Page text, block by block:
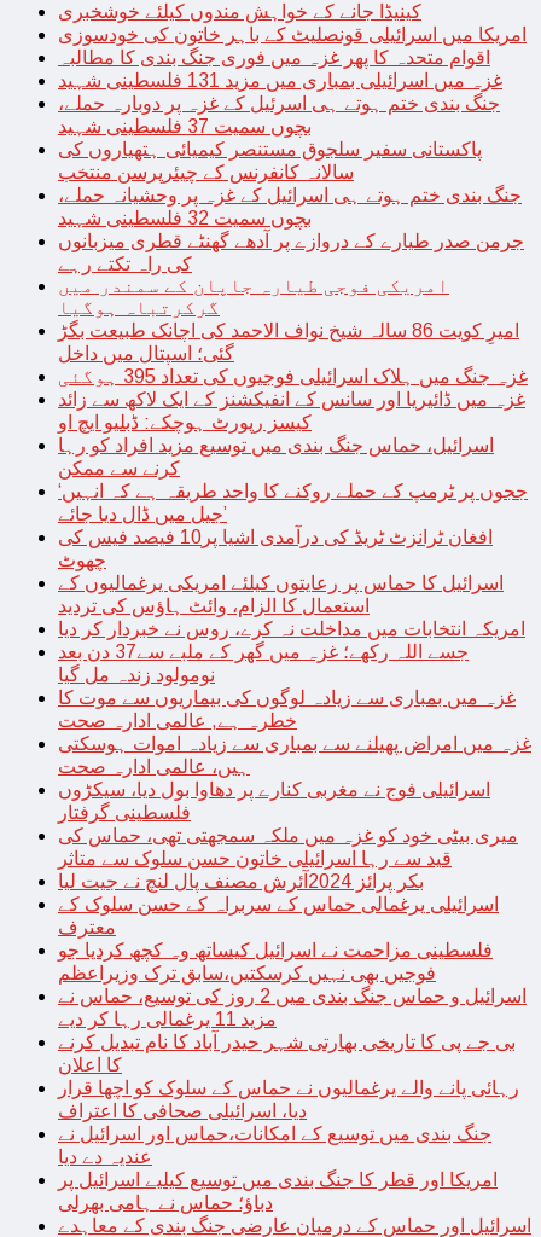
کینیڈا جانے کے خواہش مندوں کیلئے خوشخبری
امریکا میں اسرائیلی قونصلیٹ کے باہر خاتون کی خودسوزی
اقوام متحدہ کا پھر غزہ میں فوری جنگ بندی کا مطالبہ
غزہ میں اسرائیلی بمباری میں مزید 131 فلسطینی شہید
جنگ بندی ختم ہوتے ہی اسرئیل کے غزہ پر دوبارہ حملے،
بچوں سمیت 37 فلسطینی شہید
پاکستانی سفیر سلجوق مستنصر کیمیائی ہتھیاروں کی
سالانہ کانفرنس کے چیئرپرسن منتخب
جنگ بندی ختم ہوتے ہی اسرائیل کے غزہ پر وحشیانہ حملے،
بچوں سمیت 32 فلسطینی شہید
جرمن صدر طیارے کے دروازے پر آدھے گھنٹے قطری میزبانوں
کی راہ تکتے رہے
امریکی فوجی طیارہ جاپان کے سمندر میں
گرکرتباہ ہوگیا
امیرِ کویت 86 سالہ شیخ نواف الاحمد کی اچانک طبیعت بگڑ
گئی؛ اسپتال میں داخل
غزہ جنگ میں ہلاک اسرائیلی فوجیوں کی تعداد 395 ہوگئی
غزہ میں ڈائیریا اور سانس کے انفیکشنز کے ایک لاکھ سے زائد
کیسز رپورٹ ہوچکے: ڈبلیو ایچ او
اسرائیل، حماس جنگ بندی میں توسیع مزید افراد کو رہا
کرنے سے ممکن
‘ججوں پر ٹرمپ کے حملے روکنے کا واحد طریقہ ہے کہ انہیں
جیل میں ڈال دیا جائے’
افغان ٹرانزٹ ٹریڈ کی درآمدی اشیا پر10 فیصد فیس کی
چھوٹ
اسرائیل کا حماس پر رعایتوں کیلئے امریکی یرغمالیوں کے
استعمال کا الزام، وائٹ ہاؤس کی تردید
امریکہ انتخابات میں مداخلت نہ کرے، روس نے خبردار کر دیا
جسے اللہ رکھے؛ غزہ میں گھر کے ملبے سے37 دن بعد
نومولود زندہ مل گیا
غزہ میں بمباری سے زیادہ لوگوں کی بیماریوں سے موت کا
خطرہ ہے, عالمی ادارہ صحت
غزہ میں امراض پھیلنے سے بمباری سے زیادہ اموات ہوسکتی
ہیں، عالمی ادارہ صحت
اسرائیلی فوج نے مغربی کنارے پر دھاوا بول دیا، سیکڑوں
فلسطینی گرفتار
میری بیٹی خود کو غزہ میں ملکہ سمجھتی تھی، حماس کی
قید سے رہا اسرائیلی خاتون حسن سلوک سے متاثر
بکر پرائز 2024آئرش مصنف پال لنچ نے جیت لیا
اسرائیلی یرغمالی حماس کے سربراہ کے حسن سلوک کے
معترف
فلسطینی مزاحمت نے اسرائیل کیساتھ وہ کچھ کردیا جو
فوجیں بھی نہیں کرسکتیں،سابق ترک وزیراعظم
اسرائیل و حماس جنگ بندی میں 2 روز کی توسیع، حماس نے
مزید 11 یرغمالی رہا کر دیے
بی جے پی کا تاریخی بھارتی شہر حیدر آباد کا نام تبدیل کرنے
کا اعلان
رہائی پانے والے یرغمالیوں نے حماس کے سلوک کو اچھا قرار
دیا، اسرائیلی صحافی کا اعتراف
جنگ بندی میں توسیع کے امکانات،حماس اور اسرائیل نے
عندیہ دے دیا
امریکا اور قطر کا جنگ بندی میں توسیع کیلیے اسرائیل پر
دباؤ؛ حماس نے ہامی بھرلی
اسرائیل اور حماس کے درمیان عارضی جنگ بندی کے معاہدے